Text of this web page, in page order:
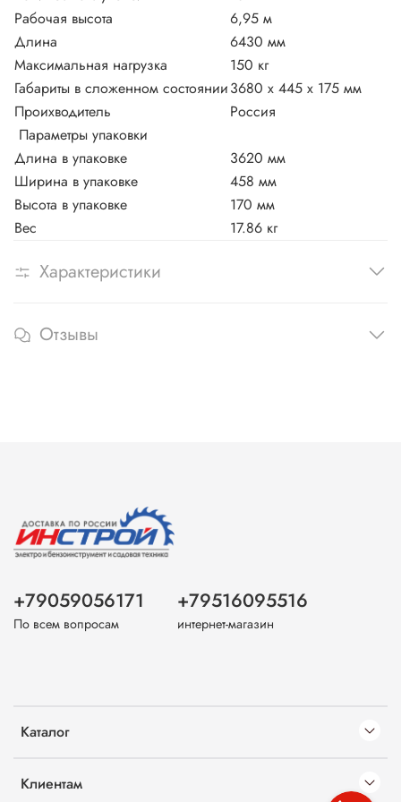
Рабочая высота
6,95 м
Длина
6430 мм
Максимальная нагрузка
150 кг
Габариты в сложенном состоянии3680 х 445 х 175 мм
Проихводитель
Россия
Параметры упаковки
Длина в упаковке
3620 мм
Ширина в упаковке
458 мм
Высота в упаковке
170 мм
Вес
17.86 кг
Характеристики
Отзывы
Каталог
Клиентам
+79059056171
По всем вопросам
+79516095516
интернет-магазин